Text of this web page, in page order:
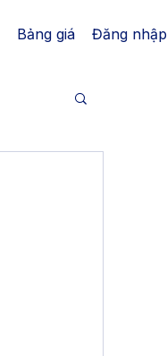
Bảng giá Đăng nhập